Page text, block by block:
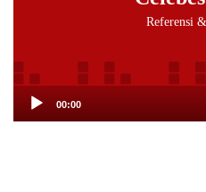
Referensi
00:00